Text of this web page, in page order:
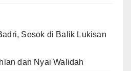
Sosok di Balik Lukisan
dan Nyai Walidah